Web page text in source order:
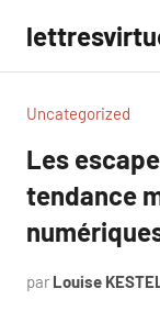
contenu
Uncategorized
Les
tendance
par Louise